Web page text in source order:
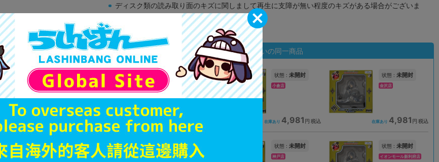
ディスク類の読み取り面のキズに関しまして再生に支障が無い程度のキズがある場合がございま
す。
※詳細につきましてはコチラ
状態違いの同一商品
状態 :A
オンライン
3,390
状態 : 未開封
小倉店
在庫あり 4,981 円 税込
状態 : 未開封
金沢店
在庫あり 4,981 円 税込
状態 :未開封
札幌店本館
状態 : 未開封
神戸店
状態 : 未開封
イオンモール新利府店